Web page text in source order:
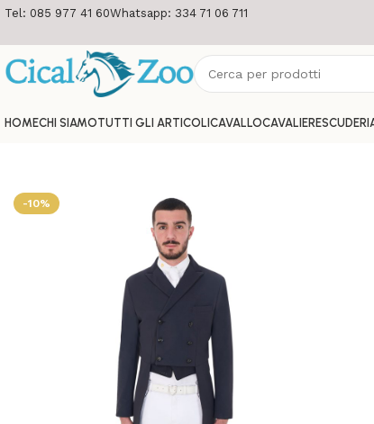
Tel: 085 977 41 60Whatsapp: 334 71 06 711
HOMECHI SIAMOTUTTI GLI ARTICOLI CAVALLOCAVALIERE
-10%